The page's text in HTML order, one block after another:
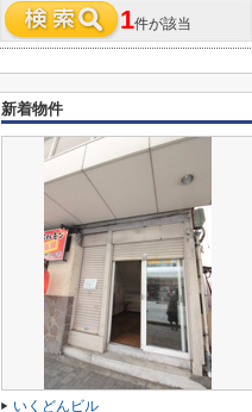
1件が該当
新着物件
いくどんビル